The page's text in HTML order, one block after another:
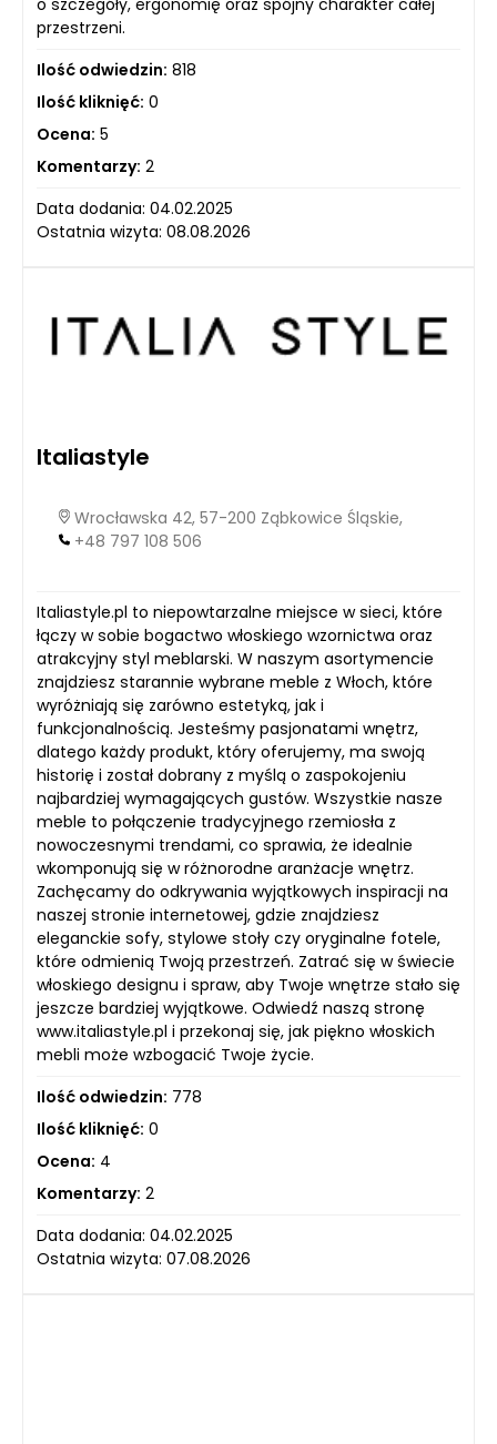
przestrzeni.
Ilość odwiedzin: 818
Ilość kliknięć: 0
Ocena: 5
Komentarzy: 2
Data dodania: 04.02.2025
Ostatnia wizyta: 08.08.2026
Italiastyle
Wrocławska 42, 57-200 Ząbkowice Śląskie,
+48 797 108 506
Italiastyle.pl to niepowtarzalne miejsce w sieci, które
łączy w sobie bogactwo włoskiego wzornictwa oraz
atrakcyjny styl meblarski. W naszym asortymencie
znajdziesz starannie wybrane meble z Włoch, które
wyróżniają się zarówno estetyką, jak i
funkcjonalnością. Jesteśmy pasjonatami wnętrz,
dlatego każdy produkt, który oferujemy, ma swoją
historię i został dobrany z myślą o zaspokojeniu
najbardziej wymagających gustów. Wszystkie nasze
meble to połączenie tradycyjnego rzemiosła z
nowoczesnymi trendami, co sprawia, że idealnie
wkomponują się w różnorodne aranżacje wnętrz.
Zachęcamy do odkrywania wyjątkowych inspiracji na
naszej stronie internetowej, gdzie znajdziesz
eleganckie sofy, stylowe stoły czy oryginalne fotele,
które odmienią Twoją przestrzeń. Zatrać się w świecie
włoskiego designu i spraw, aby Twoje wnętrze stało się
jeszcze bardziej wyjątkowe. Odwiedź naszą stronę
www.italiastyle.pl i przekonaj się, jak piękno włoskich
mebli może wzbogacić Twoje życie.
Ilość odwiedzin: 778
Ilość kliknięć: 0
Ocena: 4
Komentarzy: 2
Data dodania: 04.02.2025
Ostatnia wizyta: 07.08.2026